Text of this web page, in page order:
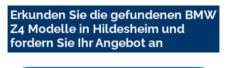
Erkunden Sie die gefundenen BMW
Z4 Modelle in Hildesheim und
fordern Sie Ihr Angebot an